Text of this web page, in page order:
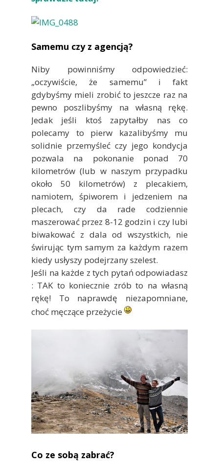
Samemu czy z agencją?
Niby powinniśmy odpowiedzieć:
„oczywiście, że samemu” i fakt
gdybyśmy mieli zrobić to jeszcze raz na
pewno poszlibyśmy na własną rękę.
Jedak jeśli ktoś zapytałby nas co
polecamy to pierw kazalibyśmy mu
solidnie przemyśleć czy jego kondycja
pozwala na pokonanie ponad 70
kilometrów (lub w naszym przypadku
około 50 kilometrów) z plecakiem,
namiotem, śpiworem i jedzeniem na
plecach, czy da rade codziennie
maszerować przez 8-12 godzin i czy lubi
biwakować z dala od wszystkich, nie
świrując tym samym za każdym razem
kiedy usłyszy podejrzany szelest.
Jeśli na każde z tych pytań odpowiadasz
: TAK to koniecznie zrób to na własną
rękę! To naprawdę niezapomniane,
choć męczące przeżycie
Co ze sobą zabrać?